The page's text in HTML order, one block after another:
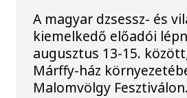
A magyar dzsessz- és
kiemelkedő előadói
augusztus 13-15.
Márffy-ház
Malomvölgy Fesztiválon.